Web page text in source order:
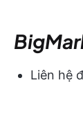
Liên hệ